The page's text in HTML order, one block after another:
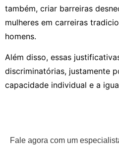
também, criar barreiras
mulheres em carreiras
homens.
Além disso, essas
discriminatórias, justamente
capacidade individual e a
Fale agora com um